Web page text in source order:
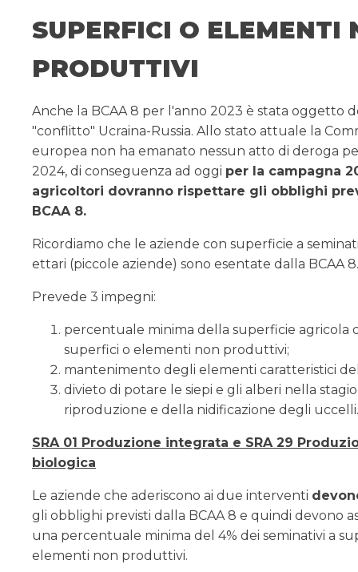
SUPERFICI O ELEMENTI
PRODUTTIVI
Anche la BCAA 8 per l'anno 2023 è stata oggetto
"conflitto" Ucraina-Russia. Allo stato attuale la
europea non ha emanato nessun atto di deroga
2024, di conseguenza ad oggi per la campagna
agricoltori dovranno rispettare gli obblighi
BCAA 8.
Ricordiamo che le aziende con superficie a
ettari (piccole aziende) sono esentate dalla BCAA 8.
Prevede 3 impegni:
percentuale minima della superficie agricola
superfici o elementi non produttivi;
mantenimento degli elementi caratteristici
divieto di potare le siepi e gli alberi nella
riproduzione e della nidificazione degli uccelli.
SRA 01 Produzione integrata e SRA 29
biologica
Le aziende che aderiscono ai due interventi
gli obblighi previsti dalla BCAA 8 e quindi devono
una percentuale minima del 4% dei seminativi a
elementi non produttivi.